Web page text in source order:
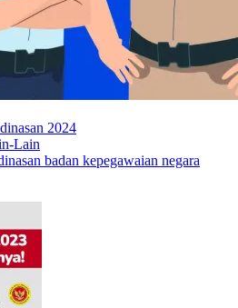
2024
Lain
badan kepegawaian negara